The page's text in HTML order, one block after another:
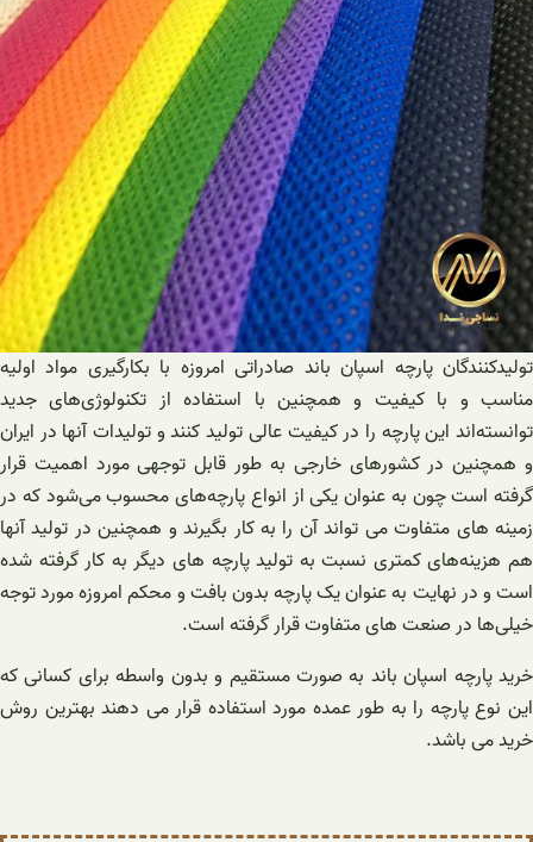
تولیدکنندگان پارچه اسپان باند صادراتی امروزه با بکارگیری مواد اولیه
مناسب و با کیفیت و همچنین با استفاده از تکنولوژی‌های جدید
توانسته‌اند این پارچه را در کیفیت عالی تولید کنند و تولیدات آنها در ایران
و همچنین در کشورهای خارجی به طور قابل توجهی مورد اهمیت قرار
گرفته است چون به عنوان یکی از انواع پارچه‌های محسوب می‌شود که در
زمینه های متفاوت می تواند آن را به کار بگیرند و همچنین در تولید آنها
هم هزینه‌های کمتری نسبت به تولید پارچه های دیگر به کار گرفته شده
است و در نهایت به عنوان یک پارچه بدون بافت و محکم امروزه مورد توجه
خیلی‌ها در صنعت های متفاوت قرار گرفته است.
خرید پارچه اسپان باند به صورت مستقیم و بدون واسطه برای کسانی که
این نوع پارچه را به طور عمده مورد استفاده قرار می دهند بهترین روش
خرید می باشد.